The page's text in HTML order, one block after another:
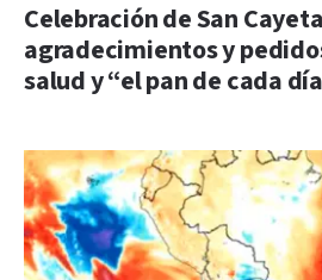
Celebración de San
agradecimientos y
salud y “el pan de cada